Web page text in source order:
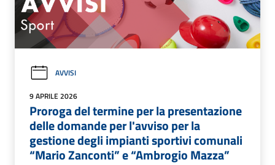
AVVISI
9 APRILE 2026
Proroga del termine per la presentazione
delle domande per l'avviso per la
gestione degli impianti sportivi comunali
“Mario Zanconti” e “Ambrogio Mazza”